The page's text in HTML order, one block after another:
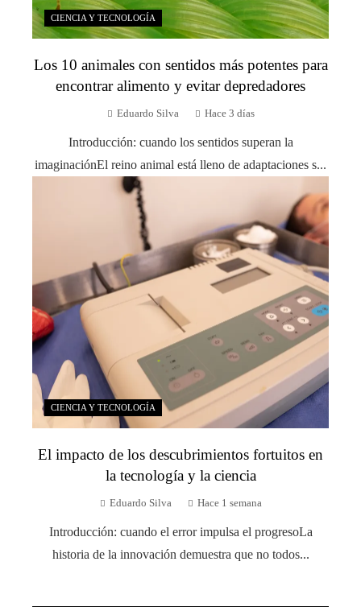
CIENCIA Y TECNOLOGÍA
Los 10 animales con sentidos más potentes para
encontrar alimento y evitar depredadores
Eduardo Silva Hace 3 días
Introducción: cuando los sentidos superan la
imaginaciónEl reino animal está lleno de adaptaciones s...
CIENCIA Y TECNOLOGÍA
El impacto de los descubrimientos fortuitos en
la tecnología y la ciencia
Eduardo Silva Hace 1 semana
Introducción: cuando el error impulsa el progresoLa
historia de la innovación demuestra que no todos...